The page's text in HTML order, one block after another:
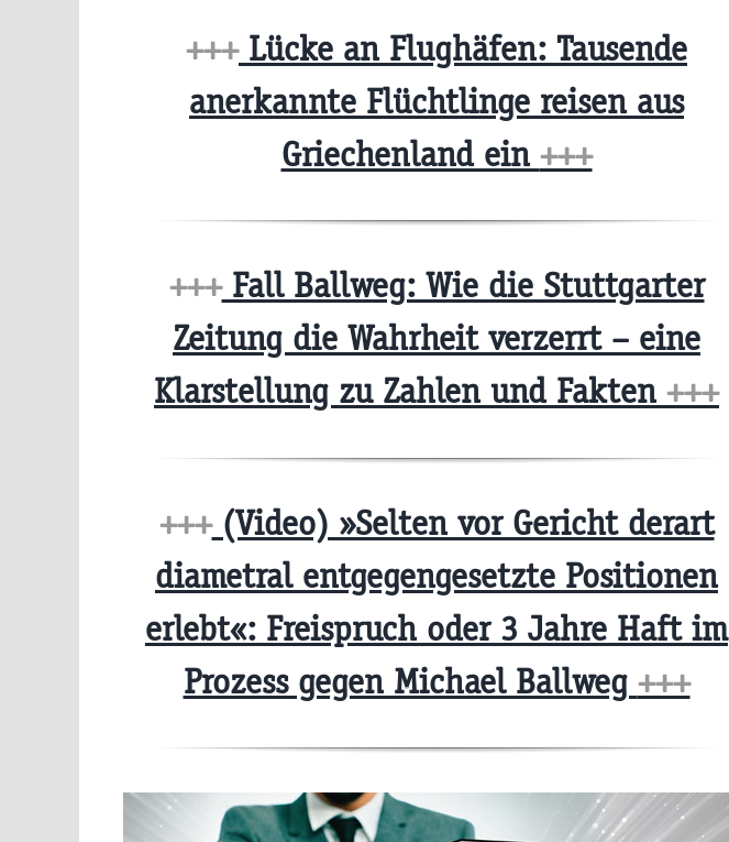
+++Lücke an Flughäfen: Tausende
anerkannte Flüchtlinge reisen aus
Griechenland ein +++
+++Fall Ballweg: Wie die Stuttgarter
Zeitung die Wahrheit verzerrt – eine
Klarstellung zu Zahlen und Fakten +++
+++(Video) »Selten vor Gericht derart
diametral entgegengesetzte Positionen
erlebt«: Freispruch oder 3 Jahre Haft im
Prozess gegen Michael Ballweg +++